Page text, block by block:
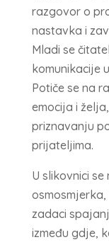
razgovor o
nastavka i
Mladi se
komunikacije
Potiče se na
emocija i
priznavanju
prijateljima.
U slikovnici
zadaci
između gdje,